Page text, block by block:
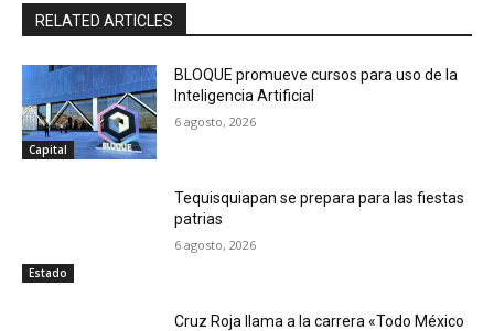
RELATED ARTICLES
Capital
BLOQUE promueve cursos para uso de la
Inteligencia Artificial
6 agosto, 2026
Estado
Tequisquiapan se prepara para las fiestas
patrias
6 agosto, 2026
Cruz Roja llama a la carrera «Todo México